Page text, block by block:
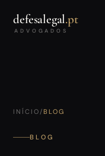
defesalegal.pt
ADVOGADOS
INÍCIO /BLOG
BLOG